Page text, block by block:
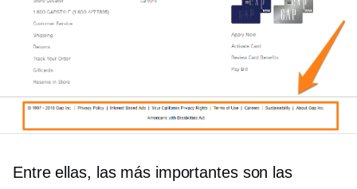
Entre ellas, las más importantes son las